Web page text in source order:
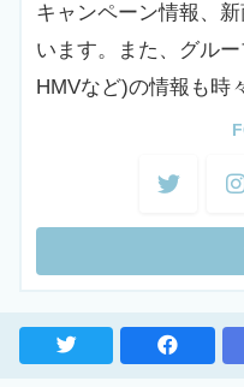
キャンペーン情報、
います。また、グル
HMVなど)の情報も時